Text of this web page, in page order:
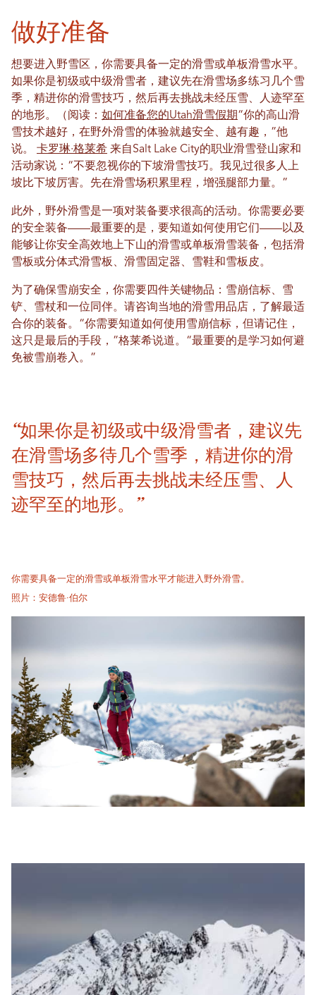
做好准备
想要进入野雪区，你需要具备一定的滑雪或单板滑雪水平。
如果你是初级或中级滑雪者，建议先在滑雪场多练习几个雪
季，精进你的滑雪技巧，然后再去挑战未经压雪、人迹罕至
的地形。（阅读： 如何准备您的Utah滑雪假期“你的高山滑
雪技术越好，在野外滑雪的体验就越安全、越有趣，”他
说。 卡罗琳·格莱希 来自Salt Lake City的职业滑雪登山家和
活动家说：“不要忽视你的下坡滑雪技巧。我见过很多人上
坡比下坡厉害。先在滑雪场积累里程，增强腿部力量。”
此外，野外滑雪是一项对装备要求很高的活动。你需要必要
的安全装备——最重要的是，要知道如何使用它们——以及
能够让你安全高效地上下山的滑雪或单板滑雪装备，包括滑
雪板或分体式滑雪板、滑雪固定器、雪鞋和雪板皮。
为了确保雪崩安全，你需要四件关键物品：雪崩信标、雪
铲、雪杖和一位同伴。请咨询当地的滑雪用品店，了解最适
合你的装备。“你需要知道如何使用雪崩信标，但请记住，
这只是最后的手段，”格莱希说道。“最重要的是学习如何避
免被雪崩卷入。”
“如果你是初级或中级滑雪者，建议先
在滑雪场多待几个雪季，精进你的滑
雪技巧，然后再去挑战未经压雪、人
迹罕至的地形。”
你需要具备一定的滑雪或单板滑雪水平才能进入野外滑雪。
照片：安德鲁·伯尔